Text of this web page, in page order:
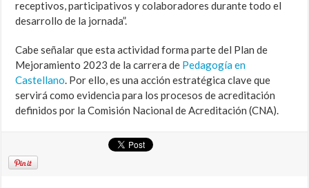
receptivos, participativos y colaboradores durante todo el
desarrollo de la jornada”.
Cabe señalar que esta actividad forma parte del Plan de
Mejoramiento 2023 de la carrera de Pedagogía en
Castellano. Por ello, es una acción estratégica clave que
servirá como evidencia para los procesos de acreditación
definidos por la Comisión Nacional de Acreditación (CNA).